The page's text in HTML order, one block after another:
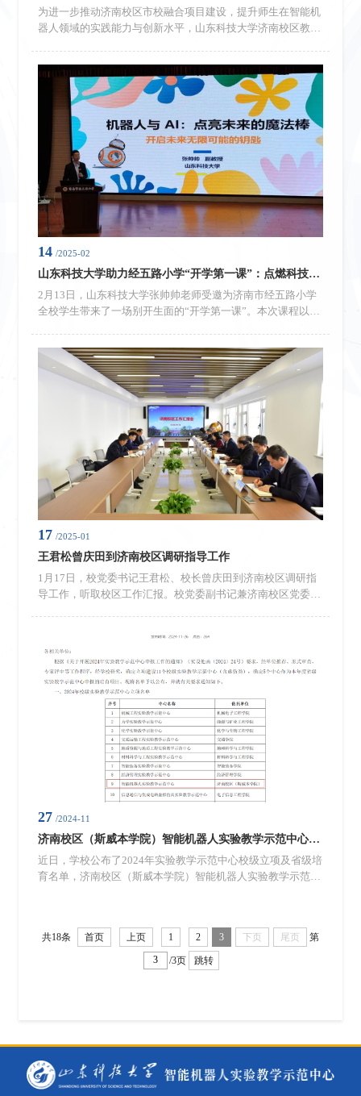
为进一步推动济南校区市校融合项目建设，提升师生在智能机
器人领域的实践能力与创新水平，山东科技大学济南校区教务
车、机械臂、机器狗等前沿科技领域，为校区师生带来了丰富
的知识盛宴。探索智能车奥秘，开启ROS移动机器人实战之旅
培训的开篇之作——“ROS移动机器人实战”培训，为师生们打
开了智能车领域的大...
14 /2025-02
山东科技大学助力经五路小学“开学第一课”：点燃科技梦想，播种创新未来
2月13日，山东科技大学张帅帅老师受邀为济南市经五路小学
全校学生带来了一场别开生面的“开学第一课”。本次课程以
师以生动活泼的语言和直观形象的演示，将复杂的机器人原理
和AI技术娓娓道来。从日常生活中的语音助手到自动驾驶汽
车，从太空站中协助宇航员的机械臂到手术室里救死扶伤的手
术机器人，这些前沿科...
17 /2025-01
王君松曾庆田到济南校区调研指导工作
1月17日，校党委书记王君松、校长曾庆田到济南校区调研指
导工作，听取校区工作汇报。校党委副书记兼济南校区党委书
能区”的精准定位，干部职工扎根校区、苦干实干的奉献精神
和体制一新、工作一新、面貌一新的可喜变化。他指出，校区
小而全、小而精，是学校74年发展的重要历史承载和文化积
淀，并对校区进一步发展...
27 /2024-11
济南校区（斯威本学院）智能机器人实验教学示范中心 获批2024年校级实验教学示范中心
近日，学校公布了2024年实验教学示范中心校级立项及省级培
育名单，济南校区（斯威本学院）智能机器人实验教学示范中
示范中心申报工作的通知》要求，学校经单位推荐、形式审
查、专家评审等程序，最终确定立项建设11个校级实验教学示
范中心（含虚仿类）。智能机器人实验教学示范中心凭借其在
共18条 首页 上页 1 2 3 下页 尾页 第
/3页 跳转